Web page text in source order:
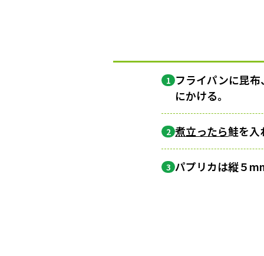
1 フライパンに昆
にかける。
2 煮立ったら鮭を入
3 パプリカは縦５